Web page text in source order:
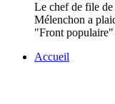
Le chef de file
Mélenchon a
"Front
Accueil